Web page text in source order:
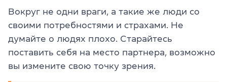
Вокруг не одни враги, а такие же люди со
своими потребностями и страхами. Не
думайте о людях плохо. Старайтесь
поставить себя на место партнера, возможно
вы измените свою точку зрения.